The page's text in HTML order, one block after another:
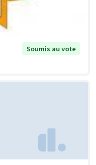
Soumis au vote